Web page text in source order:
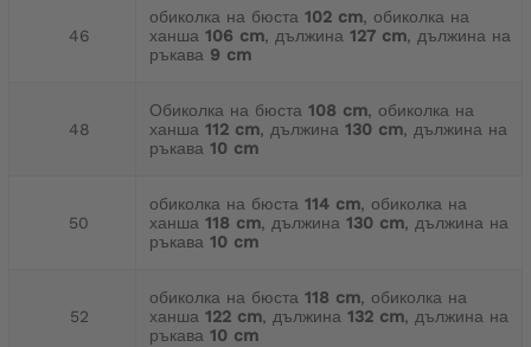
46
обиколка на бюста 102 cm, обиколка на
ханша 106 cm, дължина 127 cm, дължина на
ръкава 9 cm
48
Обиколка на бюста 108 cm, обиколка на
ханша 112 cm, дължина 130 cm, дължина на
ръкава 10 cm
50
обиколка на бюста 114 cm, обиколка на
ханша 118 cm, дължина 130 cm, дължина на
ръкава 10 cm
52
обиколка на бюста 118 cm, обиколка на
ханша 122 cm, дължина 132 cm, дължина на
ръкава 10 cm